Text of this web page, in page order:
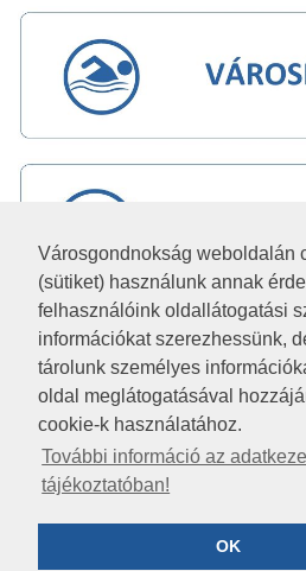
Városgondnokság weboldalán
(sütiket) használunk annak
felhasználóink oldallátogatási
információkat szerezhessünk,
tárolunk személyes
oldal meglátogatásával
cookie-k használatához.
További információ az
tájékoztatóban!
OK
IMPRESSZUM
JOGI NYILATKOZAT
AKADÁLYMENTESÍTÉSI
KÖZÉRDEKŰ ADATOK